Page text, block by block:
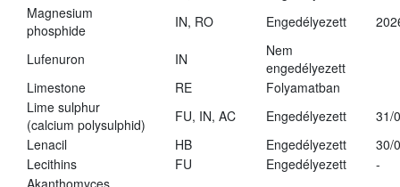
Magnesium
phosphide
IN, RO Engedélyezett
Lufenuron IN
Nem
engedélyezett
Limestone
RE
Folyamatban
Lime sulphur
(calcium polysulphid)
FU, IN, AC Engedélyezett
31/
Lenacil
HB Engedélyezett
30/
Lecithins
FU Engedélyezett
-